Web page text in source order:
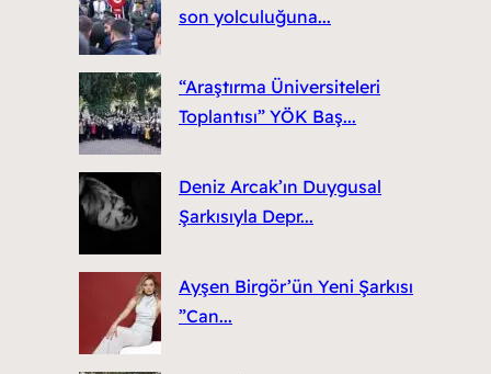
son yolculuğuna...
“Araştırma Üniversiteleri
Toplantısı” YÖK Baş...
Deniz Arcak’ın Duygusal
Şarkısıyla Depr...
Ayşen Birgör’ün Yeni Şarkısı
”Can...